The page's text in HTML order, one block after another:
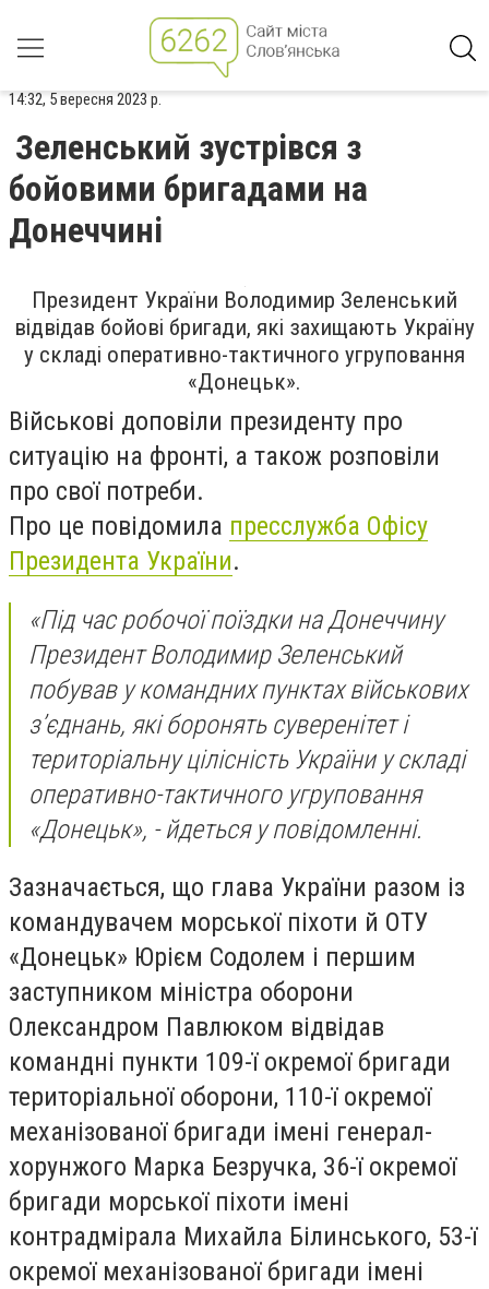
14:32, 5 вересня 2023 р.
Зеленський зустрівся з
бойовими бригадами на
Донеччині
Президент України Володимир Зеленський
відвідав бойові бригади, які захищають Україну
у складі оперативно-тактичного угруповання
«Донецьк».
Військові доповіли президенту про
ситуацію на фронті, а також розповіли
про свої потреби.
Про це повідомила пресслужба Офісу
Президента України.
«Під час робочої поїздки на Донеччину
Президент Володимир Зеленський
побував у командних пунктах військових
з’єднань, які боронять суверенітет і
територіальну цілісність України у складі
оперативно-тактичного угруповання
«Донецьк», - йдеться у повідомленні.
Зазначається, що глава України разом із
командувачем морської піхоти й ОТУ
«Донецьк» Юрієм Содолем і першим
заступником міністра оборони
Олександром Павлюком відвідав
командні пункти 109-ї окремої бригади
територіальної оборони, 110-ї окремої
механізованої бригади імені генерал-
хорунжого Марка Безручка, 36-ї окремої
бригади морської піхоти імені
контрадмірала Михайла Білинського, 53-ї
окремої механізованої бригади імені